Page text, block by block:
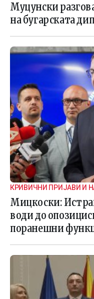
Муцунски
на бугарската
КРИВИЧНИ ПРИЈАВИ И
ИСТРАГАТА
Мицкоски:
води до
поранешни